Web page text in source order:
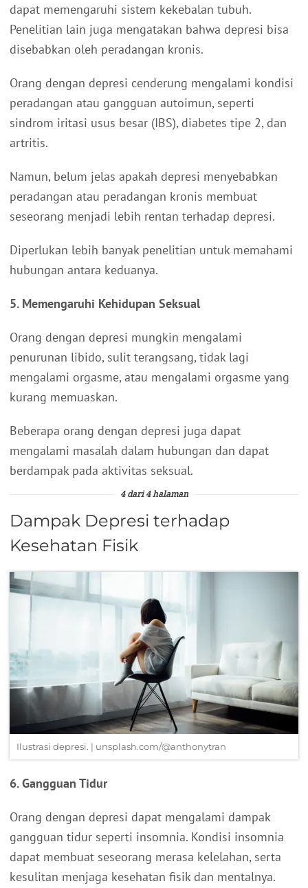
dapat memengaruhi sistem kekebalan tubuh.
Penelitian lain juga mengatakan bahwa depresi bisa
disebabkan oleh peradangan kronis.
Orang dengan depresi cenderung mengalami kondisi
peradangan atau gangguan autoimun, seperti
sindrom iritasi usus besar (IBS), diabetes tipe 2, dan
artritis.
Namun, belum jelas apakah depresi menyebabkan
peradangan atau peradangan kronis membuat
seseorang menjadi lebih rentan terhadap depresi.
Diperlukan lebih banyak penelitian untuk memahami
hubungan antara keduanya.
5. Memengaruhi Kehidupan Seksual
Orang dengan depresi mungkin mengalami
penurunan libido, sulit terangsang, tidak lagi
mengalami orgasme, atau mengalami orgasme yang
kurang memuaskan.
Beberapa orang dengan depresi juga dapat
mengalami masalah dalam hubungan dan dapat
berdampak pada aktivitas seksual.
4 dari 4 halaman
Dampak Depresi terhadap
Kesehatan Fisik
Ilustrasi depresi. | unsplash.com/@anthonytran
6. Gangguan Tidur
Orang dengan depresi dapat mengalami dampak
gangguan tidur seperti insomnia. Kondisi insomnia
dapat membuat seseorang merasa kelelahan, serta
kesulitan menjaga kesehatan fisik dan mentalnya.